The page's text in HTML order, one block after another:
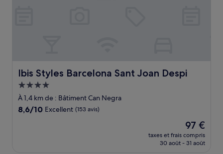
Ibis Styles Barcelona Sant Joan Despi
Ibis Styles Barcelona Sant Joan Despi
Hébergement
4.0 étoiles
À 1,4 km de : Bâtiment Can Negra
8.6
8,6/10 Excellent (153 avis)
Le
nouveau
prix
97 €
taxes et frais compris
30 août - 31 août